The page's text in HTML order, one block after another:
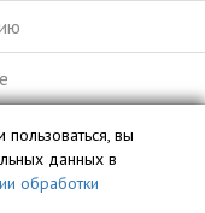
законом.
пользоваться, вы
данных в
обработки